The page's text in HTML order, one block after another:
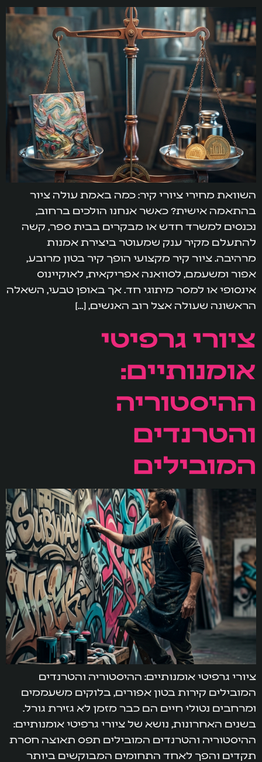
השוואת מחירי ציורי קיר: כמה באמת עולה ציור
בהתאמה אישית? כאשר אנחנו הולכים ברחוב,
נכנסים למשרד חדש או מבקרים בבית ספר, קשה
להתעלם מקיר ענק שמעוטר ביצירת אמנות
מרהיבה. ציור קיר מקצועי הופך קיר בטון מרובע,
אפור ומשעמם, לסוואנה אפריקאית, לאוקיינוס
אינסופי או למסר מיתוגי חד. אך באופן טבעי, השאלה
הראשונה שעולה אצל רוב האנשים, […]
ציורי גרפיטי
אומנותיים:
ההיסטוריה
והטרנדים
המובילים
ציורי גרפיטי אומנותיים: ההיסטוריה והטרנדים
המובילים קירות בטון אפורים, בלוקים משעממים
ומרחבים נטולי חיים הם כבר מזמן לא גזירת גורל.
בשנים האחרונות, נושא של ציורי גרפיטי אומנותיים:
ההיסטוריה והטרנדים המובילים תפס תאוצה חסרת
תקדים והפך לאחד התחומים המבוקשים ביותר